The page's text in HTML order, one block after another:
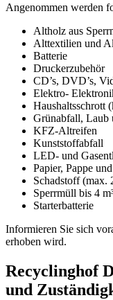
Angenommen werden
Altholz aus
Alttextilien und
Batterie
Druckerzubehör
CD’s, DVD’s,
Elektro-
Haushaltsschrott
Grünabfall, Laub
KFZ-Altreifen
Kunststoffabfall
LED- und
Papier, Pappe
Schadstoff (max.
Sperrmüll bis 4
Starterbatterie
Informieren Sie sich
erhoben wird.
Recyclinghof
und